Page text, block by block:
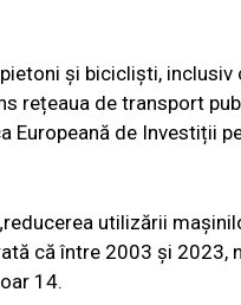
și bicicliști,
rețeaua de transport
Europeană de Investiții
utilizării
că între 2003 și 2023,
14.